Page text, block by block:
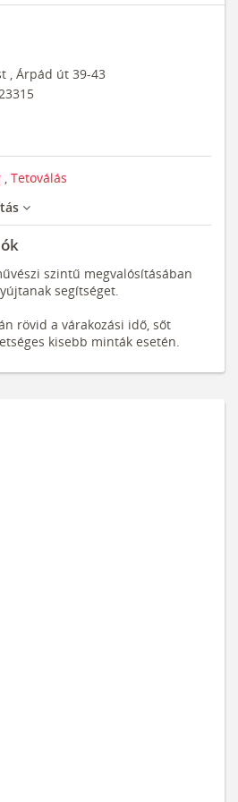
, Árpád út 39-43
, Tetoválás
szintű megvalósításában
segítséget.
rövid a várakozási idő, sőt
kisebb minták esetén.